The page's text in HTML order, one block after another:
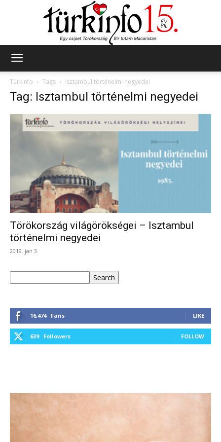
Türkinfo
Tags Isztambul történelmi negyedei
Tag: Isztambul történelmi negyedei
Törökország világörökségei – Isztambul
történelmi negyedei
2019. jan 3.
Search
16,474 Fans LIKE
639 Followers FOLLOW